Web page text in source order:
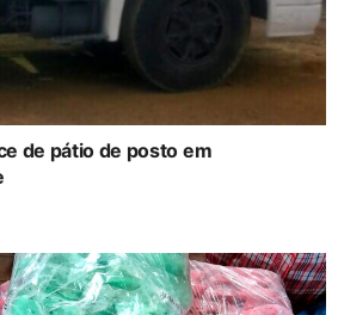
de pátio de posto em